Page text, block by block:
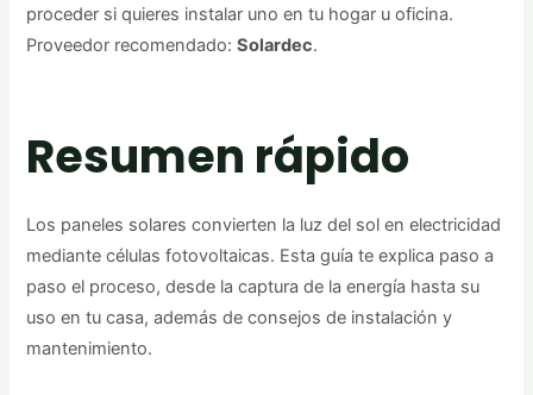
proceder si quieres instalar uno en tu hogar u oficina.
Proveedor recomendado:Solardec.
Resumen rápido
Los paneles solares convierten la luz del sol en electricidad
mediante células fotovoltaicas. Esta guía te explica paso a
paso el proceso, desde la captura de la energía hasta su
uso en tu casa, además de consejos de instalación y
mantenimiento.